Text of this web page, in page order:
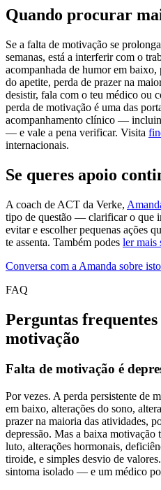
Quando procurar
Se a falta de motivação se
semanas, está a interferir com o
acompanhada de humor em baixo,
do apetite, perda de prazer na
desistir, fala com o teu médico ou
perda de motivação é uma das
acompanhamento clínico —
— e vale a pena verificar. Visita
internacionais.
Se queres apoio
A coach de ACT da Verke,
tipo de questão — clarificar o que
evitar e escolher pequenas ações
te assenta. Também podes ler mais
Conversa com a Amanda sobre
FAQ
Perguntas
motivação
Falta de motivação é
Por vezes. A perda persistente de
em baixo, alterações do sono,
prazer na maioria das atividades,
depressão. Mas a baixa
luto, alterações hormonais,
tiroide, e simples desvio de
sintoma isolado — e um médico